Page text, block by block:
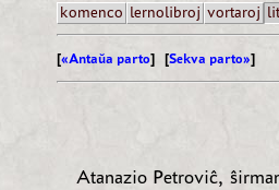
komenco lernolibroj vortaroj
[«Antaŭa parto] [Sekva parto»]
Atanazio Petroviĉ,